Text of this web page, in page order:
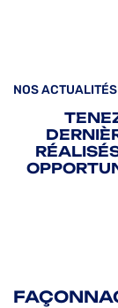
NOS ACTUALITÉS